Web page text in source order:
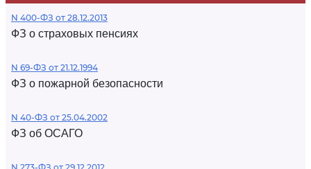
N 400-ФЗ от 28.12.2013
ФЗ о страховых пенсиях
N 69-ФЗ от 21.12.1994
ФЗ о пожарной безопасности
N 40-ФЗ от 25.04.2002
ФЗ об ОСАГО